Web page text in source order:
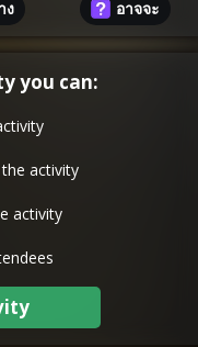
ง อาจจะ
you can:
activity
activity